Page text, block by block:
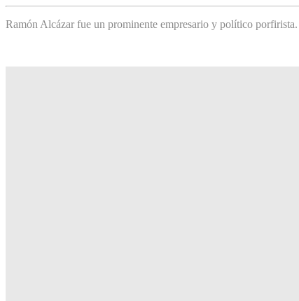
Ramón Alcázar fue un prominente empresario y político